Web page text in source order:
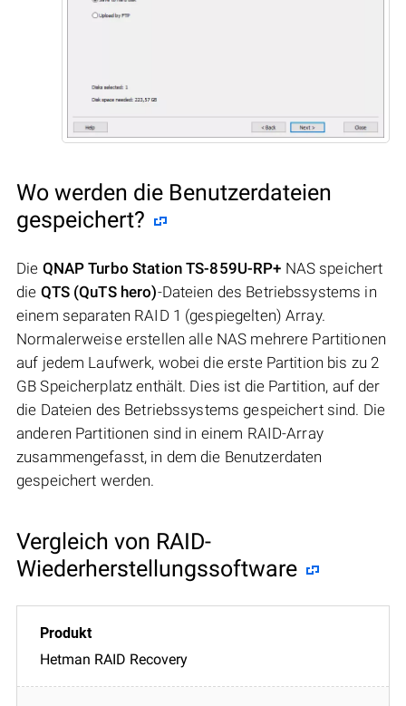
Wo werden die Benutzerdateien
gespeichert?
Die QNAP Turbo Station TS-859U-RP+ NAS speichert
die QTS (QuTS hero)-Dateien des Betriebssystems in
einem separaten RAID 1 (gespiegelten) Array.
Normalerweise erstellen alle NAS mehrere Partitionen
auf jedem Laufwerk, wobei die erste Partition bis zu 2
GB Speicherplatz enthält. Dies ist die Partition, auf der
die Dateien des Betriebssystems gespeichert sind. Die
anderen Partitionen sind in einem RAID-Array
zusammengefasst, in dem die Benutzerdaten
gespeichert werden.
Vergleich von RAID-
Wiederherstellungssoftware
Hetman RAID Recovery